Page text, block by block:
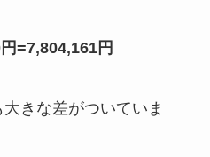
=7,804,161円
きな差がついていま